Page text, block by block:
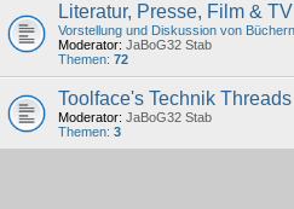
Literatur, Presse, Film & TV
Vorstellung und Diskussion von
Moderator: JaBoG32 Stab
Themen: 72
Toolface's Technik Threads
Moderator: JaBoG32 Stab
Themen: 3